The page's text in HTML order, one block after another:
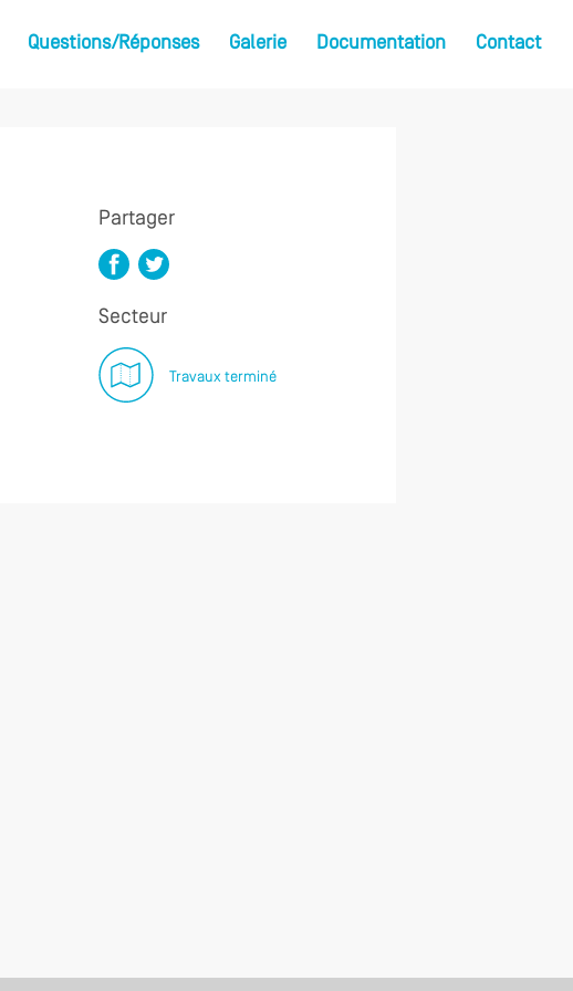
Questions/Réponses Galerie Documentation Contact
Partager
Secteur
Travaux terminé